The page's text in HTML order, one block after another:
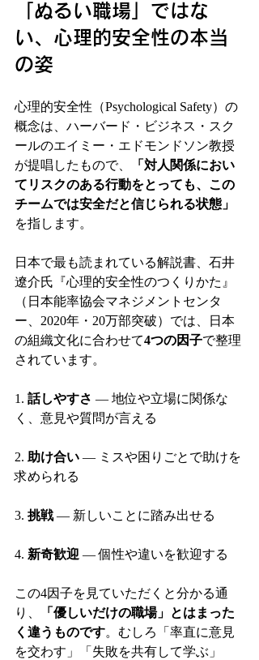
「ぬるい職場」ではな
い、心理的安全性の本当
の姿
心理的安全性（Psychological Safety）の
概念は、ハーバード・ビジネス・スク
ールのエイミー・エドモンドソン教授
が提唱したもので、
「対人関係におい
てリスクのある行動をとっても、この
チームでは安全だと信じられる状態」
を指します。
日本で最も読まれている解説書、石井
遼介氏『心理的安全性のつくりかた』
（日本能率協会マネジメントセンタ
ー、2020年・20万部突破）では、日本
の組織文化に合わせて4つの因子で整理
されています。
1. 話しやすさ — 地位や立場に関係な
く、意見や質問が言える
2. 助け合い — ミスや困りごとで助けを
求められる
3. 挑戦 — 新しいことに踏み出せる
4. 新奇歓迎 — 個性や違いを歓迎する
この4因子を見ていただくと分かる通
り、
「優しいだけの職場」とはまった
く違うものです。むしろ「率直に意見
を交わす」「失敗を共有して学ぶ」